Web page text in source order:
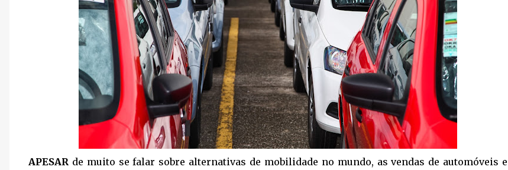
APESAR de muito se falar sobre alternativas de mobilidade no mundo, as vendas de automóveis e